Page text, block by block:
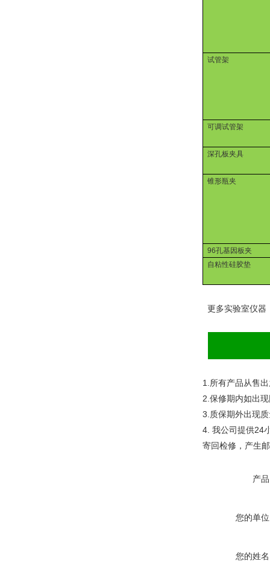
试管架
可调试管架
深孔板夹具
锥形瓶夹
96孔基因板夹
自粘性硅胶垫
更多实验室仪器
1. 所有产品从售
2. 保修期内如出
3. 质保期外出现
4. 我公司提供24
寄回检修，产生
产
您的单
您的姓